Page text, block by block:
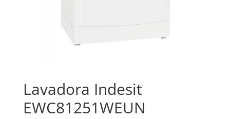
Lavadora Indesit
EWC81251WEUN